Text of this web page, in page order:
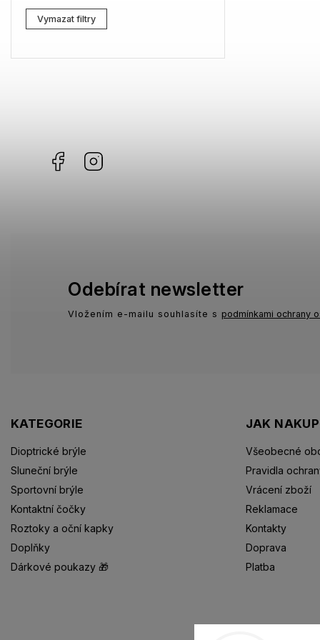
Lacoste
Marc Jacobs
Vymazat filtry
Facebook
KATEGORIE
Dioptrické brýle
Sluneční brýle
Sportovní brýle
Kontaktní čočky
Roztoky a oční kapky
Doplňky
Dárkové poukazy 🎁
JAK
Všeobecné
Pravidla
Vrácení zboží
Reklamace
Kontakty
Doprava
Platba
Odebírat newsletter
Vložením e-mailu souhlasíte s podmínkami ochrany